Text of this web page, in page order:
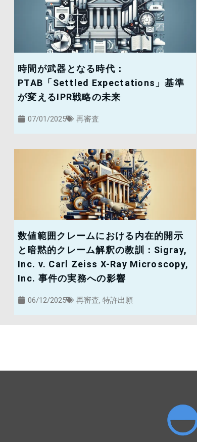
時間が武器となる時代：
PTAB「Settled Expectations」基準
が変えるIPR戦略の未来
07/01/2025 再審査
数値範囲クレームにおける内在的開示
と暗黙的クレーム解釈の教訓：Sigray,
Inc. v. Carl Zeiss X-Ray Microscopy,
Inc. 事件の実務への影響
06/12/2025 再審査,特許出願